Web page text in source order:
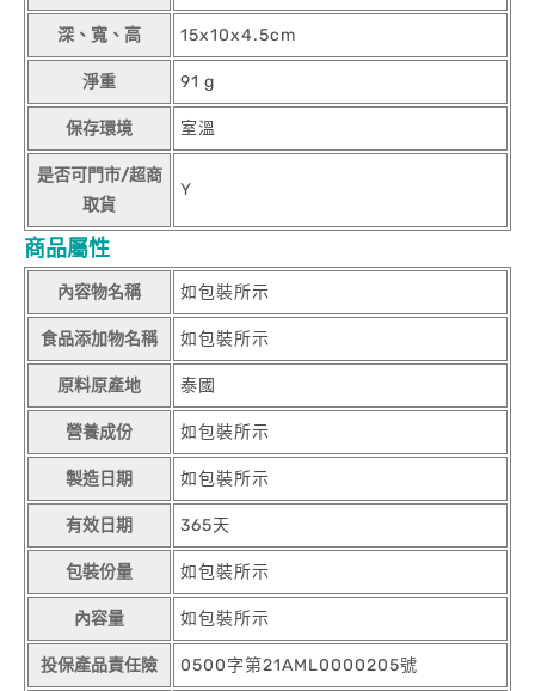
深、寬、高 15x10x4.5cm
淨重 91 g
保存環境 室溫
是否可門市/超商
取貨
Y
商品屬性
內容物名稱 如包裝所示
食品添加物名稱 如包裝所示
原料原產地 泰國
營養成份 如包裝所示
製造日期 如包裝所示
有效日期 365天
包裝份量 如包裝所示
內容量 如包裝所示
投保產品責任險 0500字第21AML0000205號